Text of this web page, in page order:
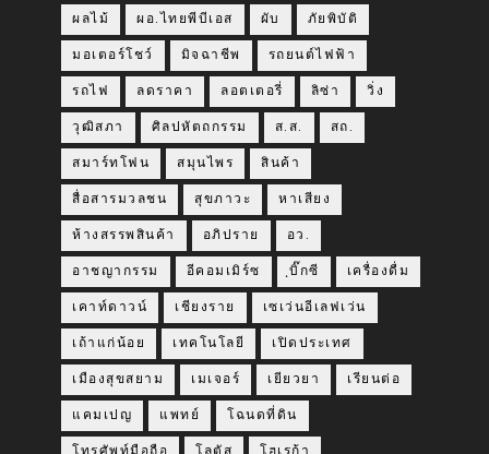
ผลไม้ ผอ.ไทยพีบีเอส ผับ ภัยพิบัติ
มอเตอร์โชว์ มิจฉาชีพ รถยนต์ไฟฟ้า
รถไฟ ลดราคา ลอตเตอรี่ ลิซ่า วิ่ง
วุฒิสภา ศิลปหัตถกรรม ส.ส. สถ.
สมาร์ทโฟน สมุนไพร สินค้า
สื่อสารมวลชน สุขภาวะ หาเสียง
ห้างสรรพสินค้า อภิปราย อว.
อาชญากรรม อีคอมเมิร์ซ ฺบิ๊กซี เครื่องดื่ม
เคาท์ดาวน์ เชียงราย เซเว่นอีเลฟเว่น
เถ้าแก่น้อย เทคโนโลยี เปิดประเทศ
เมืองสุขสยาม เมเจอร์ เยียวยา เรียนต่อ
แคมเปญ แพทย์ โฉนดที่ดิน